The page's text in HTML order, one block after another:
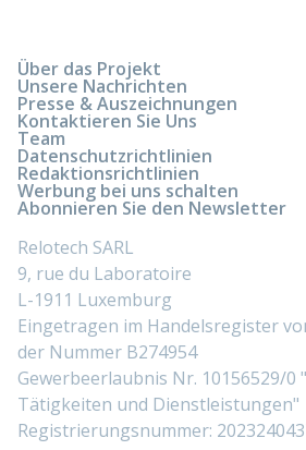
Über das Projekt
Unsere Nachrichten
Presse & Auszeichnungen
Kontaktieren Sie Uns
Team
Datenschutzrichtlinien
Redaktionsrichtlinien
Werbung bei uns schalten
Abonnieren Sie den Newsletter
Relotech SARL
9, rue du Laboratoire
L-1911 Luxemburg
Eingetragen im Handelsregister
der Nummer B274954
Gewerbeerlaubnis Nr. 10156529/0
Tätigkeiten und Dienstleistungen"
Registrierungsnummer: